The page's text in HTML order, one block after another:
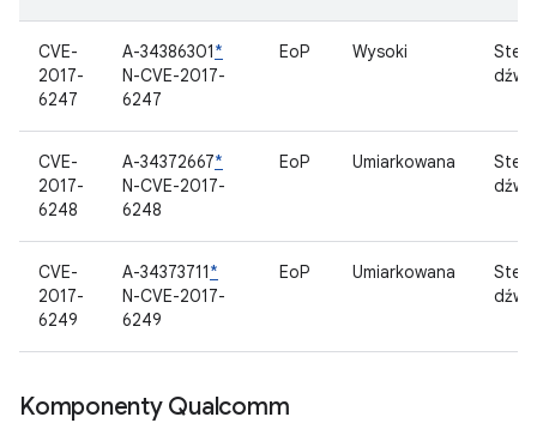
CVE-
2017-
6247
A-34386301*
N-CVE-2017-
6247
EoP Wysoki
CVE-
2017-
6248
A-34372667*
N-CVE-2017-
6248
EoP Umiarkowana
CVE-
2017-
6249
A-34373711*
N-CVE-2017-
6249
EoP Umiarkowana
Komponenty Qualcomm